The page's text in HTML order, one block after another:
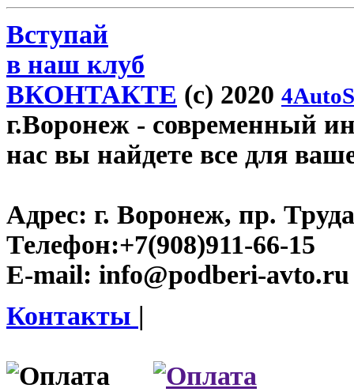
Вступай
в наш клуб
ВКОНТАКТЕ (c) 2020
г.Воронеж - современный
нас вы найдете все для
Адрес: г. Воронеж, пр.
Телефон:+7(908)911-66-15
E-mail: info@podberi-avto.ru
Контакты |